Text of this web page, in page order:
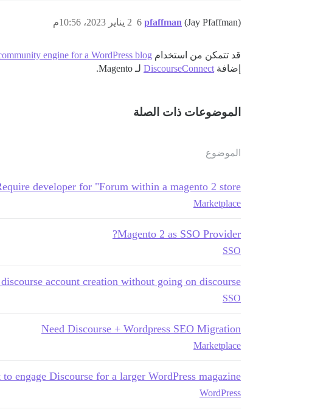
pfaffman (Jay Pfaffman) 2 يناير 2023، 10:56م 6
قد تتمكن من استخدام engine for a WordPress blog
إضافة DiscourseConnect لـ Magento.
الموضوعات ذات الصلة
الموضوع
developer for "Forum within a magento 2 store"
Marketplace
Magento 2 as SSO Provider?
SSO
account creation without going on discourse
SSO
Need Discourse + Wordpress SEO Migration
Marketplace
engage Discourse for a larger WordPress magazine?
WordPress